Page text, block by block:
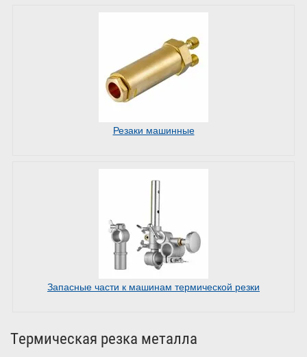
Резаки машинные
Запасные части к машинам термической резки
Термическая резка металла